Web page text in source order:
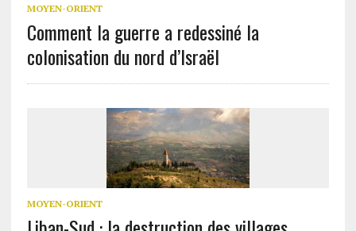
MOYEN-ORIENT
Comment la guerre a redessiné la
colonisation du nord d’Israël
MOYEN-ORIENT